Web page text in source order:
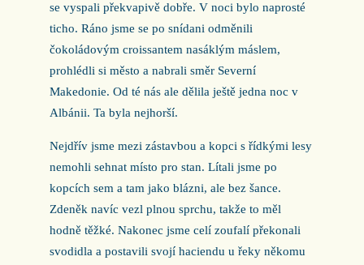
se vyspali překvapivě dobře. V noci bylo naprosté
ticho. Ráno jsme se po snídani odměnili
čokoládovým croissantem nasáklým máslem,
prohlédli si město a nabrali směr Severní
Makedonie. Od té nás ale dělila ještě jedna noc v
Albánii. Ta byla nejhorší.
Nejdřív jsme mezi zástavbou a kopci s řídkými lesy
nemohli sehnat místo pro stan. Lítali jsme po
kopcích sem a tam jako blázni, ale bez šance.
Zdeněk navíc vezl plnou sprchu, takže to měl
hodně těžké. Nakonec jsme celí zoufalí překonali
svodidla a postavili svojí haciendu u řeky někomu